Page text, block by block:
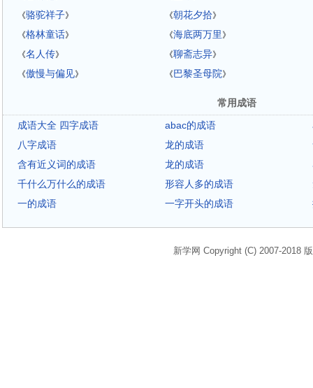
《骆驼祥子》 《朝花夕拾》
《格林童话》 《海底两万里 》
《名人传》 《聊斋志异》
《傲慢与偏见》 《巴黎圣母院》
常用成语
成语大全 四字成语
abac的成语
八字成语
龙的成语
含有近义词的成语
龙的成语
千什么万什么的成语
形容人多的成语
一的成语
一字开头的成语
新学网 Copyright (C) 2007-2018